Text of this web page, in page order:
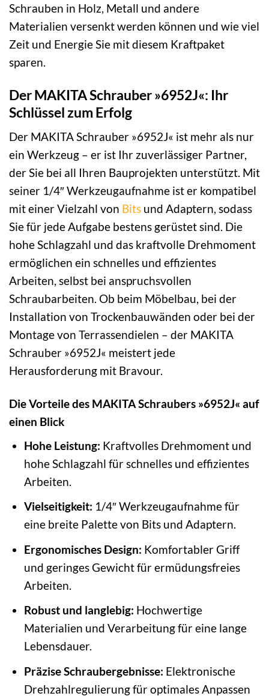
Schrauben in Holz, Metall und andere
Materialien versenkt werden können und wie viel
Zeit und Energie Sie mit diesem Kraftpaket
sparen.
Der MAKITA Schrauber »6952J«: Ihr
Schlüssel zum Erfolg
Der MAKITA Schrauber »6952J« ist mehr als nur
ein Werkzeug – er ist Ihr zuverlässiger Partner,
der Sie bei all Ihren Bauprojekten unterstützt. Mit
seiner 1/4″ Werkzeugaufnahme ist er kompatibel
mit einer Vielzahl von Bits und Adaptern, sodass
Sie für jede Aufgabe bestens gerüstet sind. Die
hohe Schlagzahl und das kraftvolle Drehmoment
ermöglichen ein schnelles und effizientes
Arbeiten, selbst bei anspruchsvollen
Schraubarbeiten. Ob beim Möbelbau, bei der
Installation von Trockenbauwänden oder bei der
Montage von Terrassendielen – der MAKITA
Schrauber »6952J« meistert jede
Herausforderung mit Bravour.
Die Vorteile des MAKITA Schraubers »6952J« auf
einen Blick
Hohe Leistung: Kraftvolles Drehmoment und
hohe Schlagzahl für schnelles und effizientes
Arbeiten.
Vielseitigkeit: 1/4″ Werkzeugaufnahme für
eine breite Palette von Bits und Adaptern.
Ergonomisches Design: Komfortabler Griff
und geringes Gewicht für ermüdungsfreies
Arbeiten.
Robust und langlebig: Hochwertige
Materialien und Verarbeitung für eine lange
Lebensdauer.
Präzise Schraubergebnisse: Elektronische
Drehzahlregulierung für optimales Anpassen